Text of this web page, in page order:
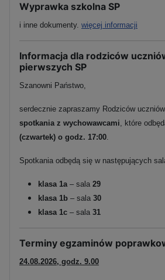
Wyprawka szkolna SP
i inne dokumenty. więcej informacji
Informacja dla rodziców
pierwszych SP
Szanowni Państwo,
serdecznie zapraszamy Rodziców
spotkania z wychowawcami, które
(czwartek) o godz. 17:00.
Spotkania odbędą się w następujących
klasa 1a– sala 29
klasa 1b – sala 30
klasa 1c – sala 31
Terminy egzaminów
24.08.2026, godz. 9.00